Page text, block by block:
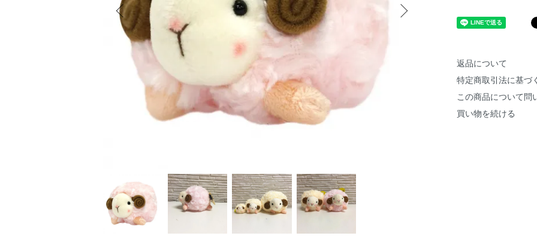
返品について
特定商取引法に基づ
この商品について問
買い物を続ける